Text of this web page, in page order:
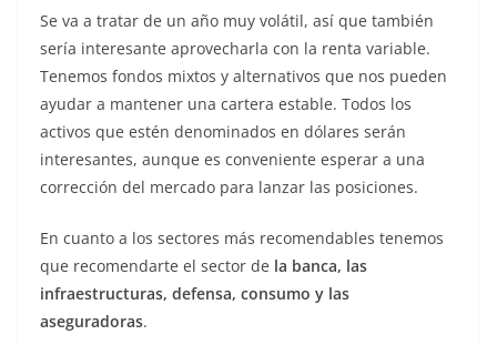
Se va a tratar de un año muy volátil, así que también
sería interesante aprovecharla con la renta variable.
Tenemos fondos mixtos y alternativos que nos pueden
ayudar a mantener una cartera estable. Todos los
activos que estén denominados en dólares serán
interesantes, aunque es conveniente esperar a una
corrección del mercado para lanzar las posiciones.
En cuanto a los sectores más recomendables tenemos
que recomendarte el sector de la banca, las
infraestructuras, defensa, consumo y las
aseguradoras.